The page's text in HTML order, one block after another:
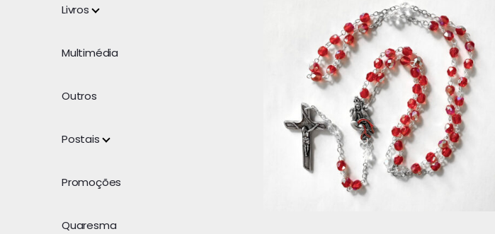
Livros
Multimédia
Outros
Postais
Promoções
Quaresma